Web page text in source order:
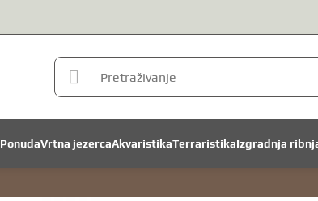
PonudaVrtna jezercaAkvaristikaTerraristikaIzgradnja